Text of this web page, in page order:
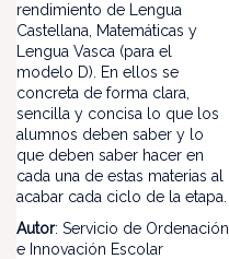
rendimiento de Lengua
Castellana, Matemáticas y
Lengua Vasca (para el
modelo D). En ellos se
concreta de forma clara,
sencilla y concisa lo que los
alumnos deben saber y lo
que deben saber hacer en
cada una de estas materias al
acabar cada ciclo de la etapa.
Autor: Servicio de Ordenación
e Innovación Escolar